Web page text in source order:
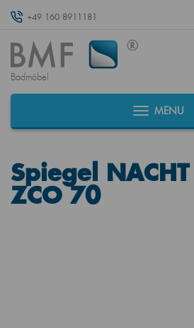
+49 160 8911181
Badmöbel
MENU
Spiegel NACHT
ZCO 70